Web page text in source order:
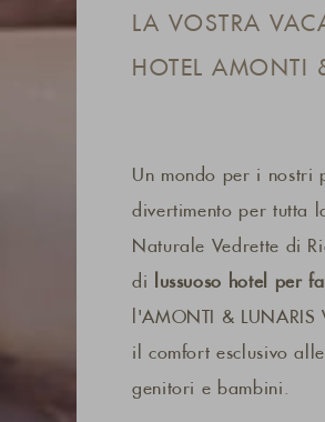
LA VOSTRA
HOTEL AMONTI
Un mondo per i nostri
divertimento per tutta
Naturale Vedrette di
di
lussuoso hotel per
l'AMONTI & LUNARIS
il comfort esclusivo
genitori e bambini.